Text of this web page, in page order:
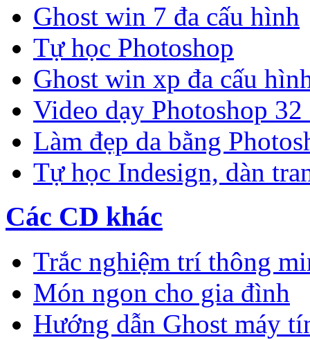
Ghost win 7 đa cấu hình
Tự học Photoshop
Ghost win xp đa cấu
Video dạy Photoshop
Làm đẹp da bằng
Tự học Indesign, dàn
Các CD khác
Trắc nghiệm trí thông
Món ngon cho gia đình
Hướng dẫn Ghost máy